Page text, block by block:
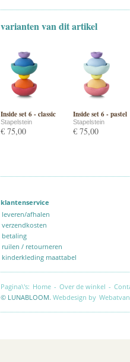
varianten van dit artikel
Inside set 6 - classic
Stapelstein
€ 75,00
Inside set 6 - pastel
Stapelstein
€ 75,00
klantenservice
leveren/afhalen
verzendkosten
betaling
ruilen / retourneren
kinderkleding maattabel
Pagina\'s: Home - Over de winkel -
© LUNABLOOM. Webdesign by